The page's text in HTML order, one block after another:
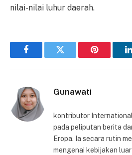
nilai-nilai luhur daerah.
FacebookTwitter Pinterest
Gunawati
kontributor
pada peliputan berita
Eropa. Ia secara rutin
mengenai kebijakan